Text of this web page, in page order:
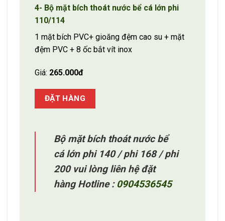
4- Bộ mặt bích thoát nước bể cá lớn phi
110/114
1 mặt bích PVC+ gioăng đệm cao su + mặt
đệm PVC + 8 ốc bắt vít inox
Giá: 265.000đ
ĐẶT HÀNG
Bộ mặt bích thoát nước bể
cá lớn phi 140 / phi 168 / phi
200 vui lòng liên hệ đặt
hàng Hotline : 0904536545